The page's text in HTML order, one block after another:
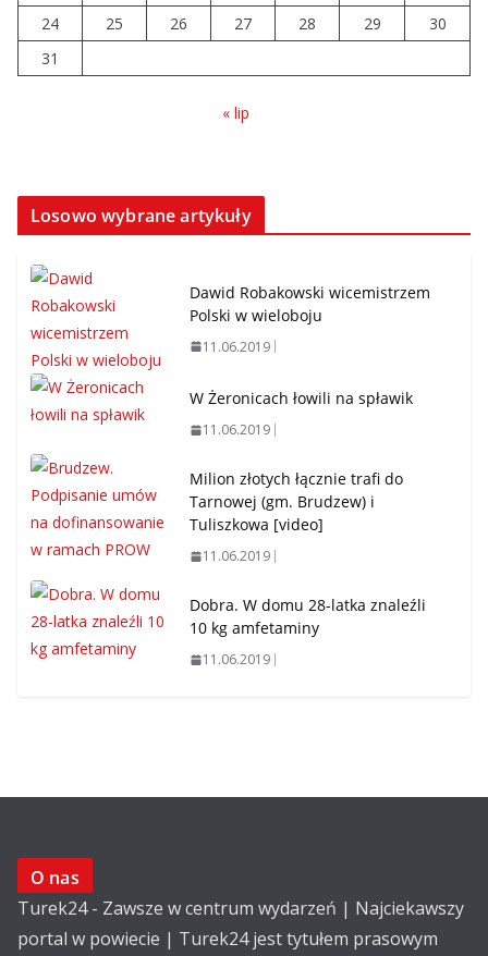
24
25 26 27 28 29
30
31
« lip
Losowo wybrane artykuły
Dawid Robakowski wicemistrzem
Polski w wieloboju
11.06.2019
W Żeronicach łowili na spławik
11.06.2019
Milion złotych łącznie trafi do
Tarnowej (gm. Brudzew) i
Tuliszkowa [video]
11.06.2019
Dobra. W domu 28-latka znaleźli
10 kg amfetaminy
11.06.2019
O nas
Turek24 - Zawsze w centrum wydarzeń | Najciekawszy
portal w powiecie | Turek24 jest tytułem prasowym